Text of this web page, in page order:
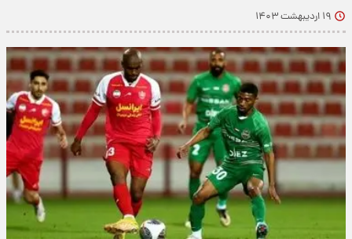
۱۹ اردیبهشت ۱۴۰۳